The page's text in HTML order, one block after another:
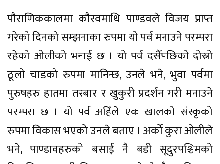
पौराणिककालमा कौरवमाथि पाण्डवले विजय प्राप्त
गरेको दिनको सम्झनाका रुपमा यो पर्व मनाउने परम्परा
रहेको ओलीको भनाई छ । यो पर्व दसैँपछिको दोस्रो
ठूलो चाडको रुपमा मानिन्छ, उनले भने, भुवा पर्वमा
पुरुषहरु हातमा तरबार र खुकुरी प्रदर्शन गरी मनाउने
परम्परा छ । यो पर्व अहिँले एक खालको संस्कृको
रुपमा विकास भएको उनले बताए । अर्को कुरा ओलीले
भने, पाण्डावहरुको बसाई नै बडी सूदुरपश्चिमको